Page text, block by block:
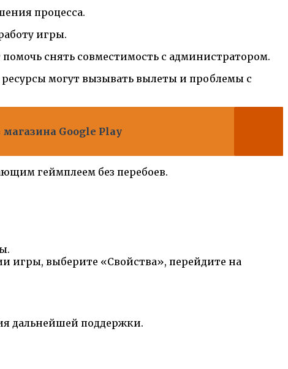
процесса.
игры.
снять совместимость с администратором.
могут вызывать вылеты и проблемы с
Google Play
геймплеем без перебоев.
игры, выберите «Свойства», перейдите на
дальнейшей поддержки.